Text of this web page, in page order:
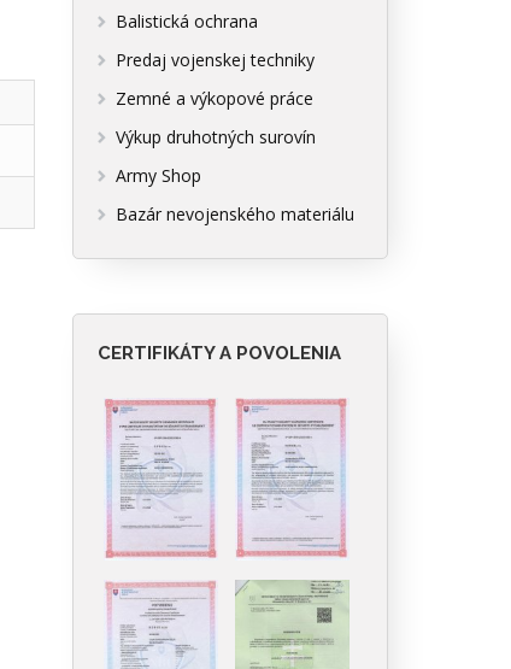
Balistická ochrana
Predaj vojenskej techniky
Zemné a výkopové práce
Výkup druhotných surovín
Army Shop
Bazár nevojenského materiálu
CERTIFIKÁTY A POVOLENIA